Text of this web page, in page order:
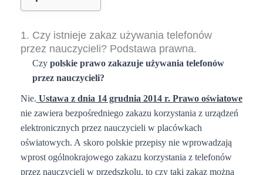
1. Czy istnieje zakaz używania telefonów
przez nauczycieli? Podstawa prawna.
Czypolskie prawo zakazuje używania telefonów
przez nauczycieli?
Nie. Ustawa z dnia 14 grudnia 2014 r. Prawo oświatowe
nie zawiera bezpośredniego zakazu korzystania z urządzeń
elektronicznych przez nauczycieli w placówkach
oświatowych. A skoro polskie przepisy nie wprowadzają
wprost ogólnokrajowego zakazu korzystania z telefonów
przez nauczycieli w przedszkolu, to czy taki zakaz można